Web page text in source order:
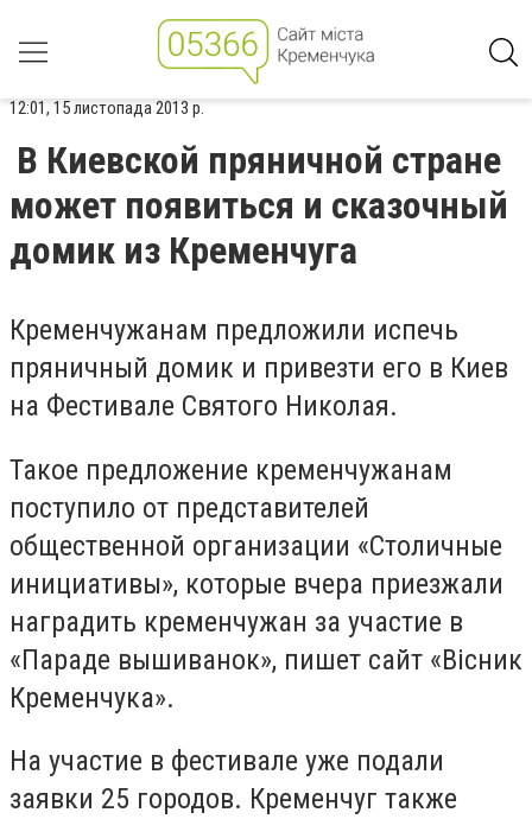
12:01, 15 листопада 2013 р.
В Киевской пряничной стране
может появиться и сказочный
домик из Кременчуга
Кременчужанам предложили испечь
пряничный домик и привезти его в Киев
на Фестивале Святого Николая.
Такое предложение кременчужанам
поступило от представителей
общественной организации «Столичные
инициативы», которые вчера приезжали
наградить кременчужан за участие в
«Параде вышиванок», пишет сайт «Вісник
Кременчука».
На участие в фестивале уже подали
заявки 25 городов. Кременчуг также